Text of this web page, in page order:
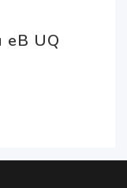
eB UQ